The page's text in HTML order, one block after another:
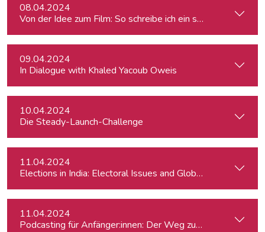
08.04.2024
Von der Idee zum Film: So schreibe ich ein schlüssiges
09.04.2024
In Dialogue with Khaled Yacoub Oweis
10.04.2024
Die Steady-Launch-Challenge
11.04.2024
Elections in India: Electoral Issues and Global Ambitions
11.04.2024
Podcasting für Anfänger:innen: Der Weg zum eigenen